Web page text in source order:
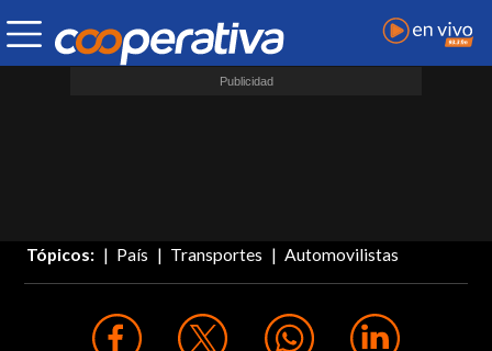
Tópicos: País Transportes Automovilistas